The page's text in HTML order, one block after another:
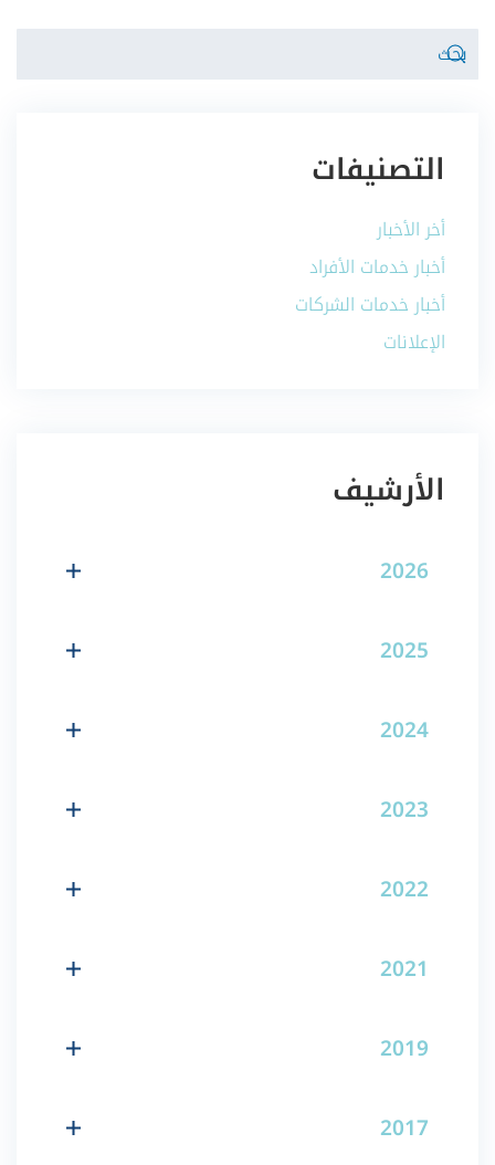
التصنيفات
أخر الأخبار
أخبار خدمات الأفراد
أخبار خدمات الشركات
الإعلانات
الأرشيف
2026
2025
2024
2023
2022
2021
2019
2017